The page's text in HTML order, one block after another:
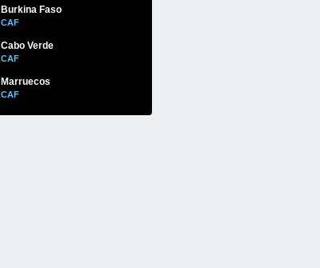
Burkina Faso
CAF
Cabo Verde
CAF
Marruecos
CAF